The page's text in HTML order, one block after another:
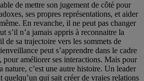
de mettre son jugement de côté pour
ses propres représentations, et aider
En revanche, il ne peut pas changer
s’il n’a jamais appris à reconnaitre la
de sa trajectoire vers les sommets de
peut s’apprendre dans le cadre
améliorer ses interactions. Mais pour
nature, c’est une autre histoire. Un leader
quelqu’un qui sait créer de vraies relations